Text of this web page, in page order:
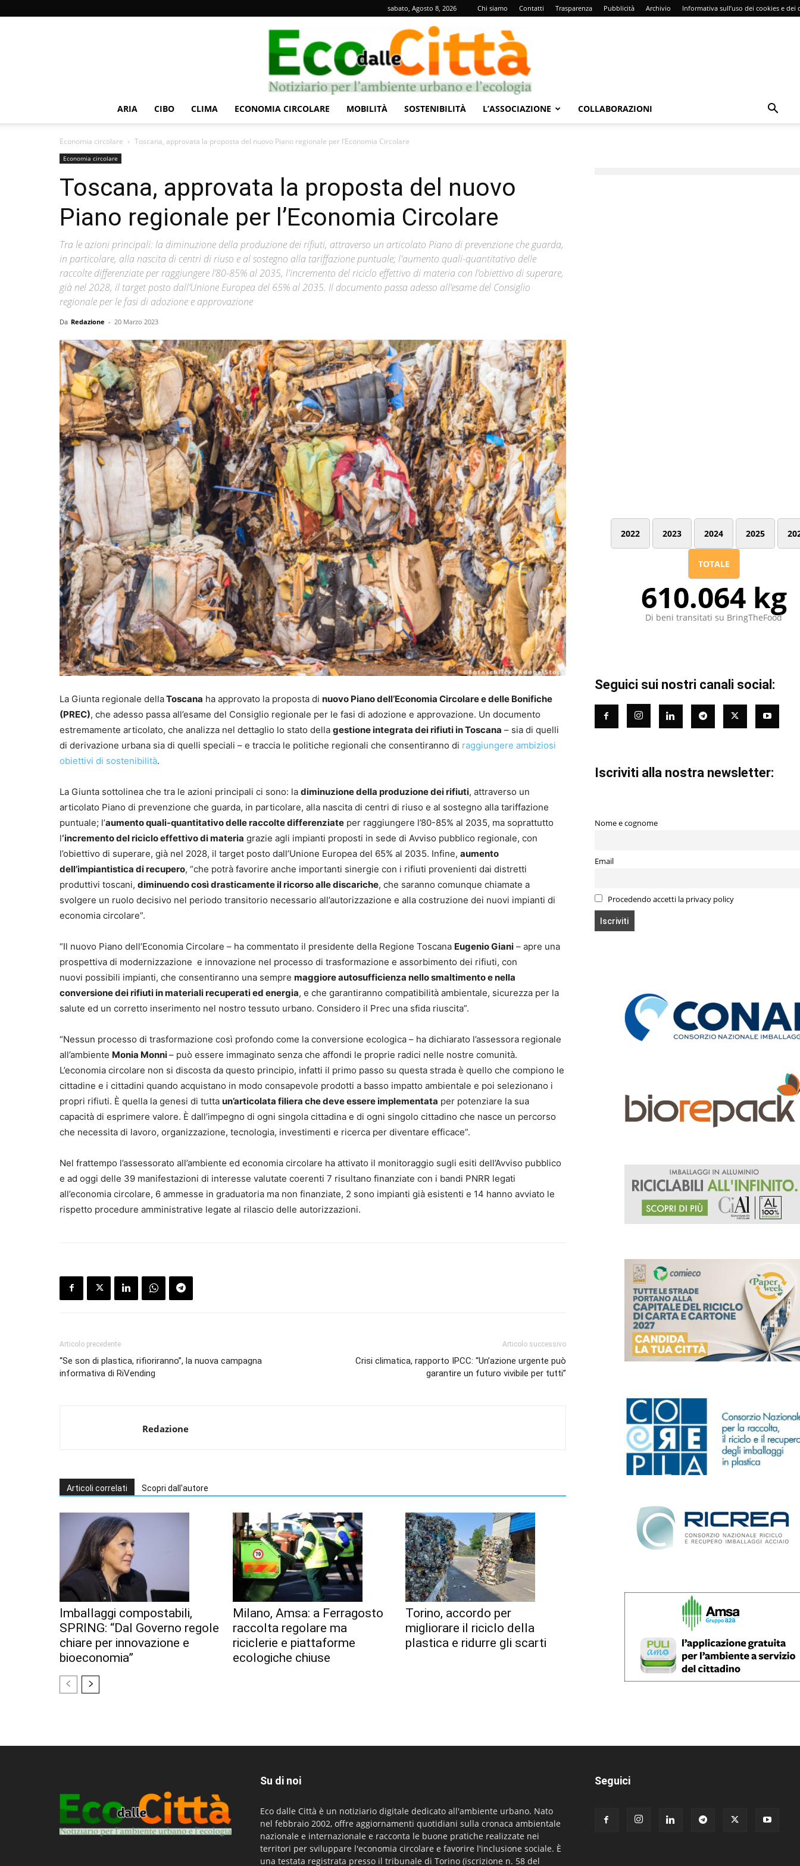
sabato, Agosto 8, 2026 Chi siamo Contatti Trasparenza Pubblicità Archivio Informativa sull’uso dei cookies e dei
dalle
Città
ARIA CIBO CLIMA ECONOMIA CIRCOLARE MOBILITÀ SOSTENIBILITÀ L’ASSOCIAZIONE COLLABORAZIONI
Economia circolare Toscana, approvata la proposta del nuovo Piano regionale per l’Economia Circolare
Economia circolare
Toscana, approvata la proposta del nuovo
Piano regionale per l’Economia Circolare
Tra le azioni principali: la diminuzione della produzione dei rifiuti, attraverso un articolato Piano di prevenzione che guarda,
in particolare, alla nascita di centri di riuso e al sostegno alla tariffazione puntuale; l'aumento quali-quantitativo delle
raccolte differenziate per raggiungere l’80-85% al 2035, l'incremento del riciclo effettivo di materia con l’obiettivo di superare,
già nel 2028, il target posto dall’Unione Europea del 65% al 2035. Il documento passa adesso all’esame del Consiglio
regionale per le fasi di adozione e approvazione
Da Redazione - 20 Marzo 2023
La Giunta regionale dellaToscana ha approvato la proposta di nuovo Piano dell’Economia Circolare e delle Bonifiche
(PREC), che adesso passa all’esame del Consiglio regionale per le fasi di adozione e approvazione. Un documento
estremamente articolato, che analizza nel dettaglio lo stato della gestione integrata dei rifiuti in Toscana – sia di quelli
di derivazione urbana sia di quelli speciali – e traccia le politiche regionali che consentiranno di raggiungere ambiziosi
obiettivi di sostenibilità.
La Giunta sottolinea che tra le azioni principali ci sono: la diminuzione della produzione dei rifiuti, attraverso un
articolato Piano di prevenzione che guarda, in particolare, alla nascita di centri di riuso e al sostegno alla tariffazione
puntuale; l’aumento quali-quantitativo delle raccolte differenziate per raggiungere l’80-85% al 2035, ma soprattutto
l‘incremento del riciclo effettivo di materia grazie agli impianti proposti in sede di Avviso pubblico regionale, con
l’obiettivo di superare, già nel 2028, il target posto dall’Unione Europea del 65% al 2035. Infine, aumento
dell’impiantistica di recupero, “che potrà favorire anche importanti sinergie con i rifiuti provenienti dai distretti
produttivi toscani, diminuendo così drasticamente il ricorso alle discariche, che saranno comunque chiamate a
svolgere un ruolo decisivo nel periodo transitorio necessario all’autorizzazione e alla costruzione dei nuovi impianti di
economia circolare”.
“Il nuovo Piano dell’Economia Circolare – ha commentato il presidente della Regione Toscana Eugenio Giani – apre una
prospettiva di modernizzazione e innovazione nel processo di trasformazione e assorbimento dei rifiuti, con
nuovi possibili impianti, che consentiranno una sempre maggiore autosufficienza nello smaltimento e nella
conversione dei rifiuti in materiali recuperati ed energia, e che garantiranno compatibilità ambientale, sicurezza per la
salute ed un corretto inserimento nel nostro tessuto urbano. Considero il Prec una sfida riuscita”.
“Nessun processo di trasformazione così profondo come la conversione ecologica – ha dichiarato l’assessora regionale
all’ambiente Monia Monni– può essere immaginato senza che affondi le proprie radici nelle nostre comunità.
L’economia circolare non si discosta da questo principio, infatti il primo passo su questa strada è quello che compiono le
cittadine e i cittadini quando acquistano in modo consapevole prodotti a basso impatto ambientale e poi selezionano i
propri rifiuti. È quella la genesi di tutta un’articolata filiera che deve essere implementata per potenziare la sua
capacità di esprimere valore. È dall’impegno di ogni singola cittadina e di ogni singolo cittadino che nasce un percorso
che necessita di lavoro, organizzazione, tecnologia, investimenti e ricerca per diventare efficace”.
Nel frattempo l’assessorato all’ambiente ed economia circolare ha attivato il monitoraggio sugli esiti dell’Avviso pubblico
e ad oggi delle 39 manifestazioni di interesse valutate coerenti 7 risultano finanziate con i bandi PNRR legati
all’economia circolare, 6 ammesse in graduatoria ma non finanziate, 2 sono impianti già esistenti e 14 hanno avviato le
rispetto procedure amministrative legate al rilascio delle autorizzazioni.
Articolo precedente
“Se son di plastica, rifioriranno”, la nuova campagna
informativa di RiVending
Articolo successivo
Crisi climatica, rapporto IPCC: “Un’azione urgente può
garantire un futuro vivibile per tutti”
Redazione
Articoli correlati Scopri dall'autore
Imballaggi compostabili,
SPRING: “Dal Governo regole
chiare per innovazione e
bioeconomia”
Milano, Amsa: a Ferragosto
raccolta regolare ma
riciclerie e piattaforme
ecologiche chiuse
Torino, accordo per
migliorare il riciclo della
plastica e ridurre gli scarti
2022 2023 2024 2025
TOTALE
610.064 kg
Di beni transitati su BringTheFood
Seguici sui nostri canali social:
Iscriviti alla nostra newsletter:
Nome e cognome
Email
Procedendo accetti la privacy policy
Su di noi
Eco dalle Città è un notiziario digitale dedicato all'ambiente urbano. Nato
nel febbraio 2002, offre aggiornamenti quotidiani sulla cronaca ambientale
nazionale e internazionale e racconta le buone pratiche realizzate nei
territori per sviluppare l'economia circolare e favorire l'inclusione sociale. È
una testata registrata presso il tribunale di Torino (iscrizione n. 58 del
Seguici